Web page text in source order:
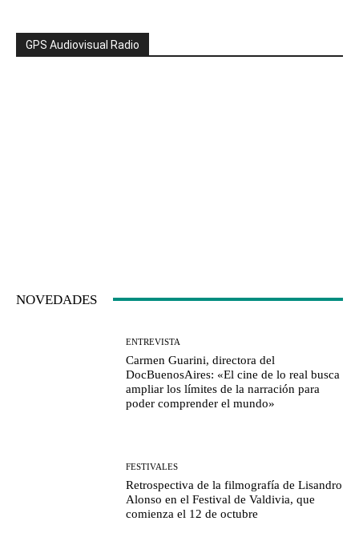
GPS Audiovisual Radio
NOVEDADES
ENTREVISTA
Carmen Guarini, directora del
DocBuenosAires: «El cine de lo real busca
ampliar los límites de la narración para
poder comprender el mundo»
FESTIVALES
Retrospectiva de la filmografía de Lisandro
Alonso en el Festival de Valdivia, que
comienza el 12 de octubre